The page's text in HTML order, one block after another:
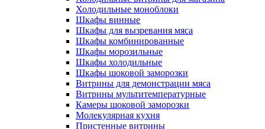
Холодильные моноблоки
Шкафы винные
Шкафы для вызревания мяса
Шкафы комбинированные
Шкафы морозильные
Шкафы холодильные
Шкафы шоковой заморозки
Витрины для демонстрации мяса
Витрины мультитемпературные
Камеры шоковой заморозки
Молекулярная кухня
Пристенные витрины